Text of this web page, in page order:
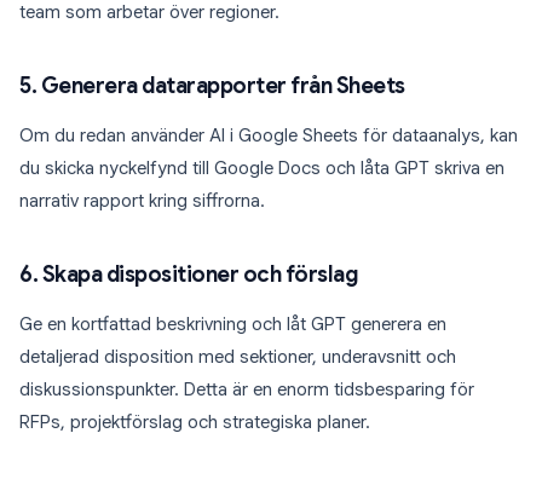
team som arbetar över regioner.
5. Generera datarapporter från Sheets
Om du redan använder AI i Google Sheets för dataanalys, kan
du skicka nyckelfynd till Google Docs och låta GPT skriva en
narrativ rapport kring siffrorna.
6. Skapa dispositioner och förslag
Ge en kortfattad beskrivning och låt GPT generera en
detaljerad disposition med sektioner, underavsnitt och
diskussionspunkter. Detta är en enorm tidsbesparing för
RFPs, projektförslag och strategiska planer.